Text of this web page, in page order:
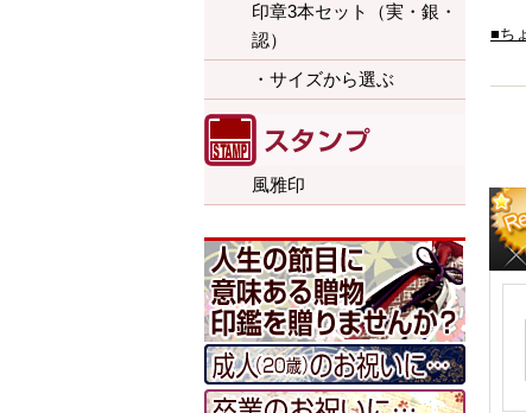
印章3本セット（実・銀・
認）
・サイズから選ぶ
風雅印
■ち